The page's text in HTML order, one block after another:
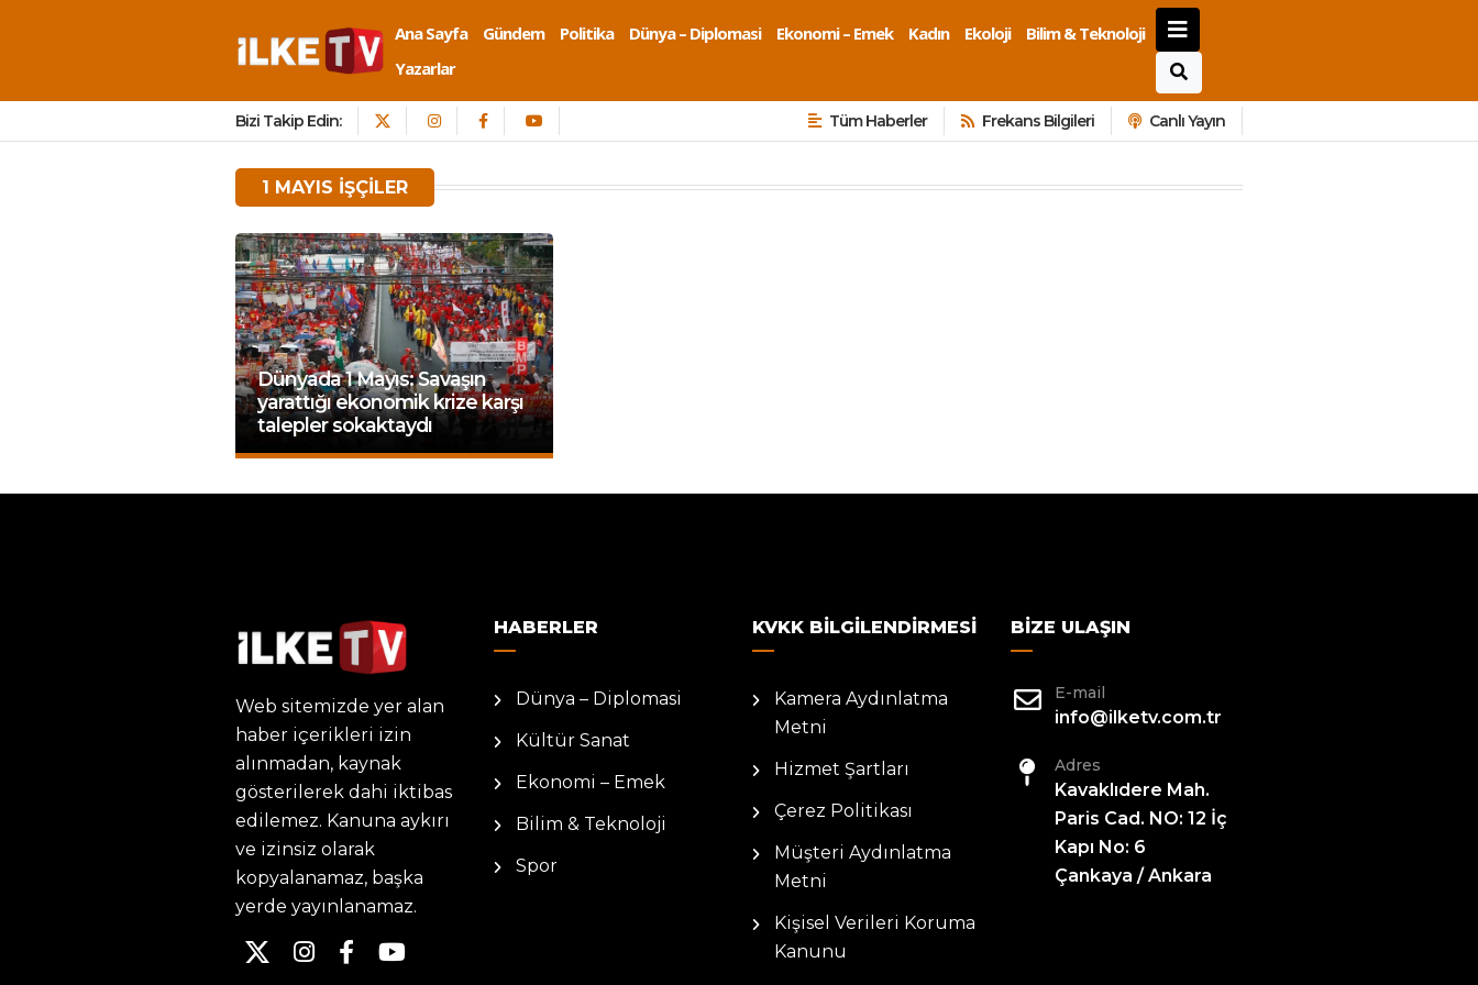
Ana Sayfa Gündem Politika Dünya – Diplomasi Ekonomi – Emek Kadın Ekoloji
Bilim & Teknoloji
Yazarlar
Bizi Takip Edin: Tüm Haberler Frekans Bilgileri Canlı Yayın
1 MAYIS IŞÇILER
Dünyada 1 Mayıs: Savaşın
yarattığı ekonomik krize karşı
talepler sokaktaydı
Web sitemizde yer alan
haber içerikleri izin
alınmadan, kaynak
gösterilerek dahi iktibas
edilemez. Kanuna aykırı
ve izinsiz olarak
kopyalanamaz, başka
yerde yayınlanamaz.
HABERLER
Dünya – Diplomasi
Kültür Sanat
Ekonomi – Emek
Bilim & Teknoloji
Spor
KVKK BILGILENDIRMESI
Kamera Aydınlatma
Metni
Hizmet Şartları
Çerez Politikası
Müşteri Aydınlatma
Metni
Kişisel Verileri Koruma
Kanunu
BIZE ULAŞIN
E-mail
info@ilketv.com.tr
Adres
Kavaklıdere Mah.
Paris Cad. NO: 12 İç
Kapı No: 6
Çankaya / Ankara